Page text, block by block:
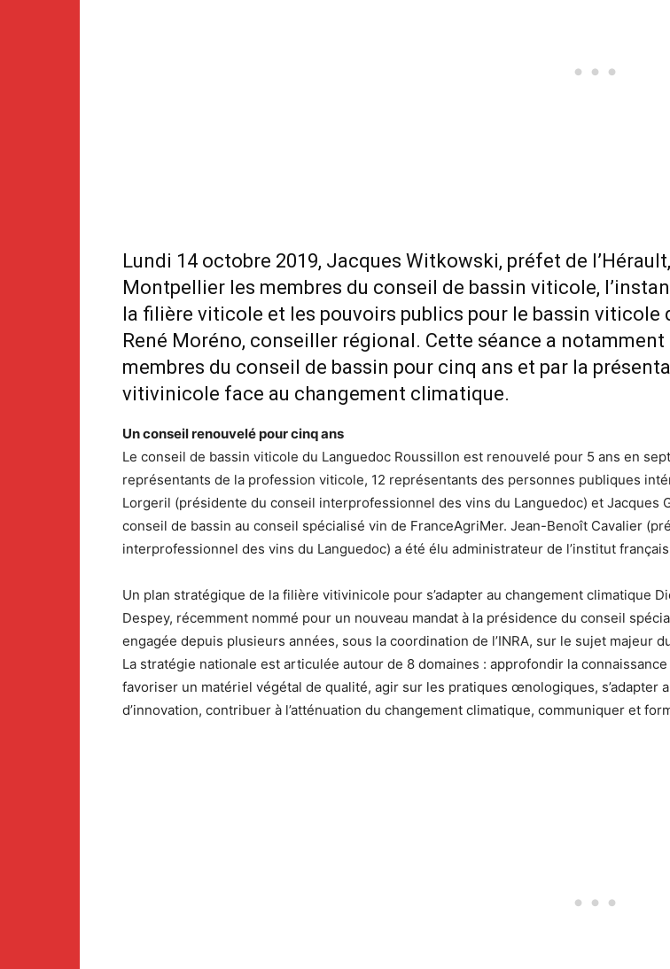
Lundi 14 octobre 2019, Jacques Witkowski, préfet de
Montpellier les membres du conseil de bassin viticole,
la filière viticole et les pouvoirs publics pour le bassin viticole
René Moréno, conseiller régional. Cette séance a
membres du conseil de bassin pour cinq ans et par la
vitivinicole face au changement climatique.
Un conseil renouvelé pour cinq ans
Le conseil de bassin viticole du Languedoc Roussillon est renouvelé pour 5 ans en
représentants de la profession viticole, 12 représentants des personnes publiques
Lorgeril (présidente du conseil interprofessionnel des vins du Languedoc) et Jacques
conseil de bassin au conseil spécialisé vin de FranceAgriMer. Jean-Benoît Cavalier
interprofessionnel des vins du Languedoc) a été élu administrateur de l’institut
Un plan stratégique de la filière vitivinicole pour s’adapter au changement climatique
Despey, récemment nommé pour un nouveau mandat à la présidence du conseil
engagée depuis plusieurs années, sous la coordination de l’INRA, sur le sujet majeur
La stratégie nationale est articulée autour de 8 domaines : approfondir la
favoriser un matériel végétal de qualité, agir sur les pratiques œnologiques,
d’innovation, contribuer à l’atténuation du changement climatique, communiquer et